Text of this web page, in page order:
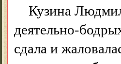
Кузина
деятельно-
сдала и